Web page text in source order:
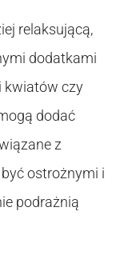
relaksującą,
dodatkami
kwiatów czy
dodać
z
ostrożnymi i
podrażnią